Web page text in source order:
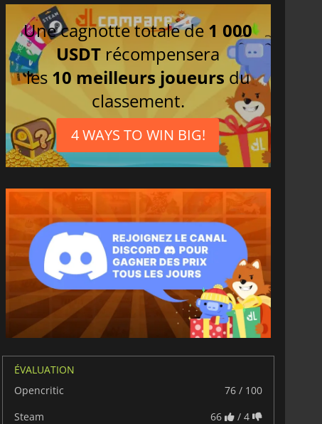
Une cagnotte totale de 1 000
USDT récompensera
les 10 meilleurs joueurs du
classement.
4 WAYS TO WIN BIG!
ÉVALUATION
Opencritic
76 / 100
Steam
66 / 4